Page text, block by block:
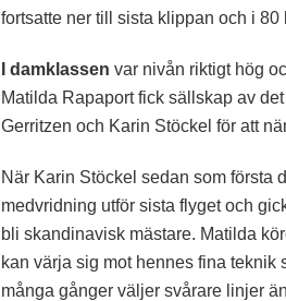
fortsatte ner till sista klippan och i
I damklassen var nivån riktigt hög
Matilda Rapaport fick sällskap av
Gerritzen och Karin Stöckel för att
När Karin Stöckel sedan som första
medvridning utför sista flyget och
bli skandinavisk mästare. Matilda
kan värja sig mot hennes fina teknik
många gånger väljer svårare linjer